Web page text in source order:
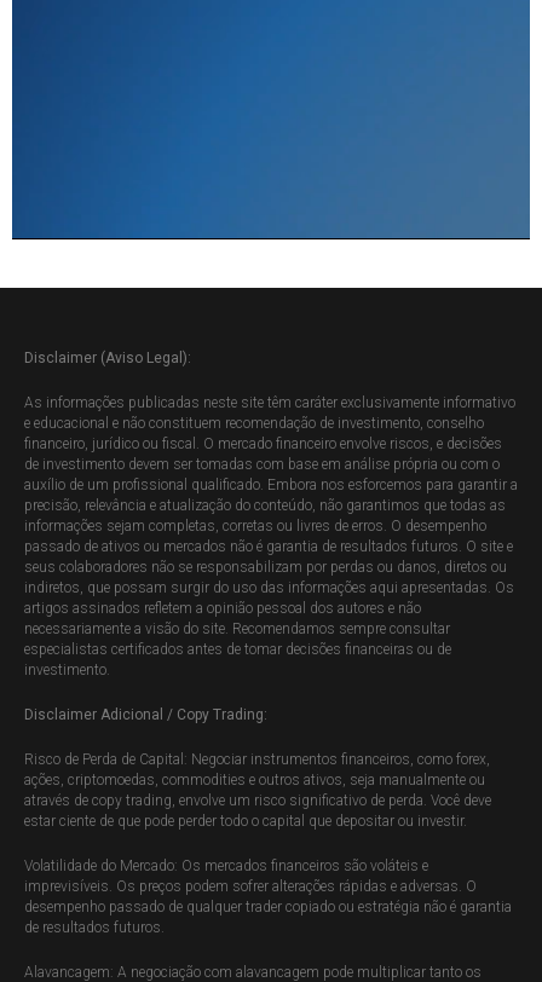
Disclaimer (Aviso Legal):
As informações publicadas neste site têm caráter exclusivamente informativo
e educacional e não constituem recomendação de investimento, conselho
financeiro, jurídico ou fiscal. O mercado financeiro envolve riscos, e decisões
de investimento devem ser tomadas com base em análise própria ou com o
auxílio de um profissional qualificado. Embora nos esforcemos para garantir a
precisão, relevância e atualização do conteúdo, não garantimos que todas as
informações sejam completas, corretas ou livres de erros. O desempenho
passado de ativos ou mercados não é garantia de resultados futuros. O site e
seus colaboradores não se responsabilizam por perdas ou danos, diretos ou
indiretos, que possam surgir do uso das informações aqui apresentadas. Os
artigos assinados refletem a opinião pessoal dos autores e não
necessariamente a visão do site. Recomendamos sempre consultar
especialistas certificados antes de tomar decisões financeiras ou de
investimento.
Disclaimer Adicional / Copy Trading:
Risco de Perda de Capital: Negociar instrumentos financeiros, como forex,
ações, criptomoedas, commodities e outros ativos, seja manualmente ou
através de copy trading, envolve um risco significativo de perda. Você deve
estar ciente de que pode perder todo o capital que depositar ou investir.
Volatilidade do Mercado: Os mercados financeiros são voláteis e
imprevisíveis. Os preços podem sofrer alterações rápidas e adversas. O
desempenho passado de qualquer trader copiado ou estratégia não é garantia
de resultados futuros.
Alavancagem: A negociação com alavancagem pode multiplicar tanto os